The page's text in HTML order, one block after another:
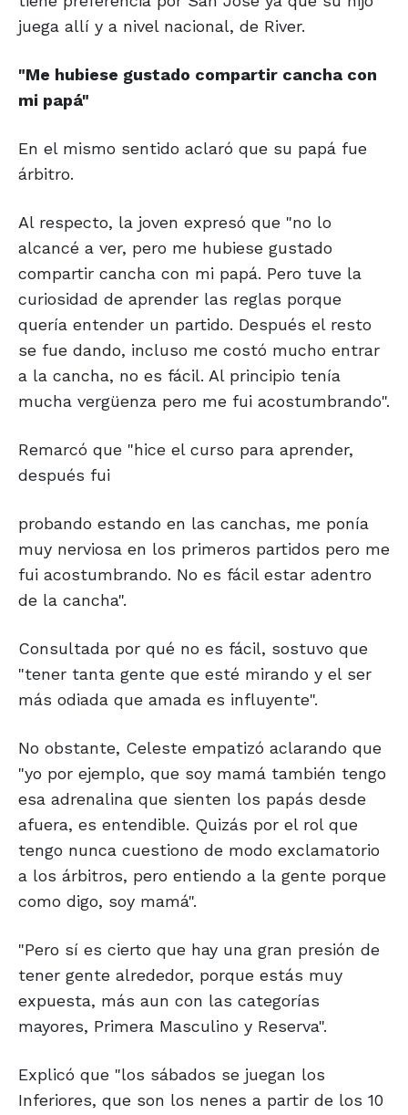
juega allí y a nivel nacional, de River.
"Me hubiese gustado compartir cancha con
mi papá"
En el mismo sentido aclaró que su papá fue
árbitro.
Al respecto, la joven expresó que "no lo
alcancé a ver, pero me hubiese gustado
compartir cancha con mi papá. Pero tuve la
curiosidad de aprender las reglas porque
quería entender un partido. Después el resto
se fue dando, incluso me costó mucho entrar
a la cancha, no es fácil. Al principio tenía
mucha vergüenza pero me fui acostumbrando".
Remarcó que "hice el curso para aprender,
después fui
probando estando en las canchas, me ponía
muy nerviosa en los primeros partidos pero me
fui acostumbrando. No es fácil estar adentro
de la cancha".
Consultada por qué no es fácil, sostuvo que
"tener tanta gente que esté mirando y el ser
más odiada que amada es influyente".
No obstante, Celeste empatizó aclarando que
"yo por ejemplo, que soy mamá también tengo
esa adrenalina que sienten los papás desde
afuera, es entendible. Quizás por el rol que
tengo nunca cuestiono de modo exclamatorio
a los árbitros, pero entiendo a la gente porque
como digo, soy mamá".
"Pero sí es cierto que hay una gran presión de
tener gente alrededor, porque estás muy
expuesta, más aun con las categorías
mayores, Primera Masculino y Reserva".
Explicó que "los sábados se juegan los
Inferiores, que son los nenes a partir de los 10